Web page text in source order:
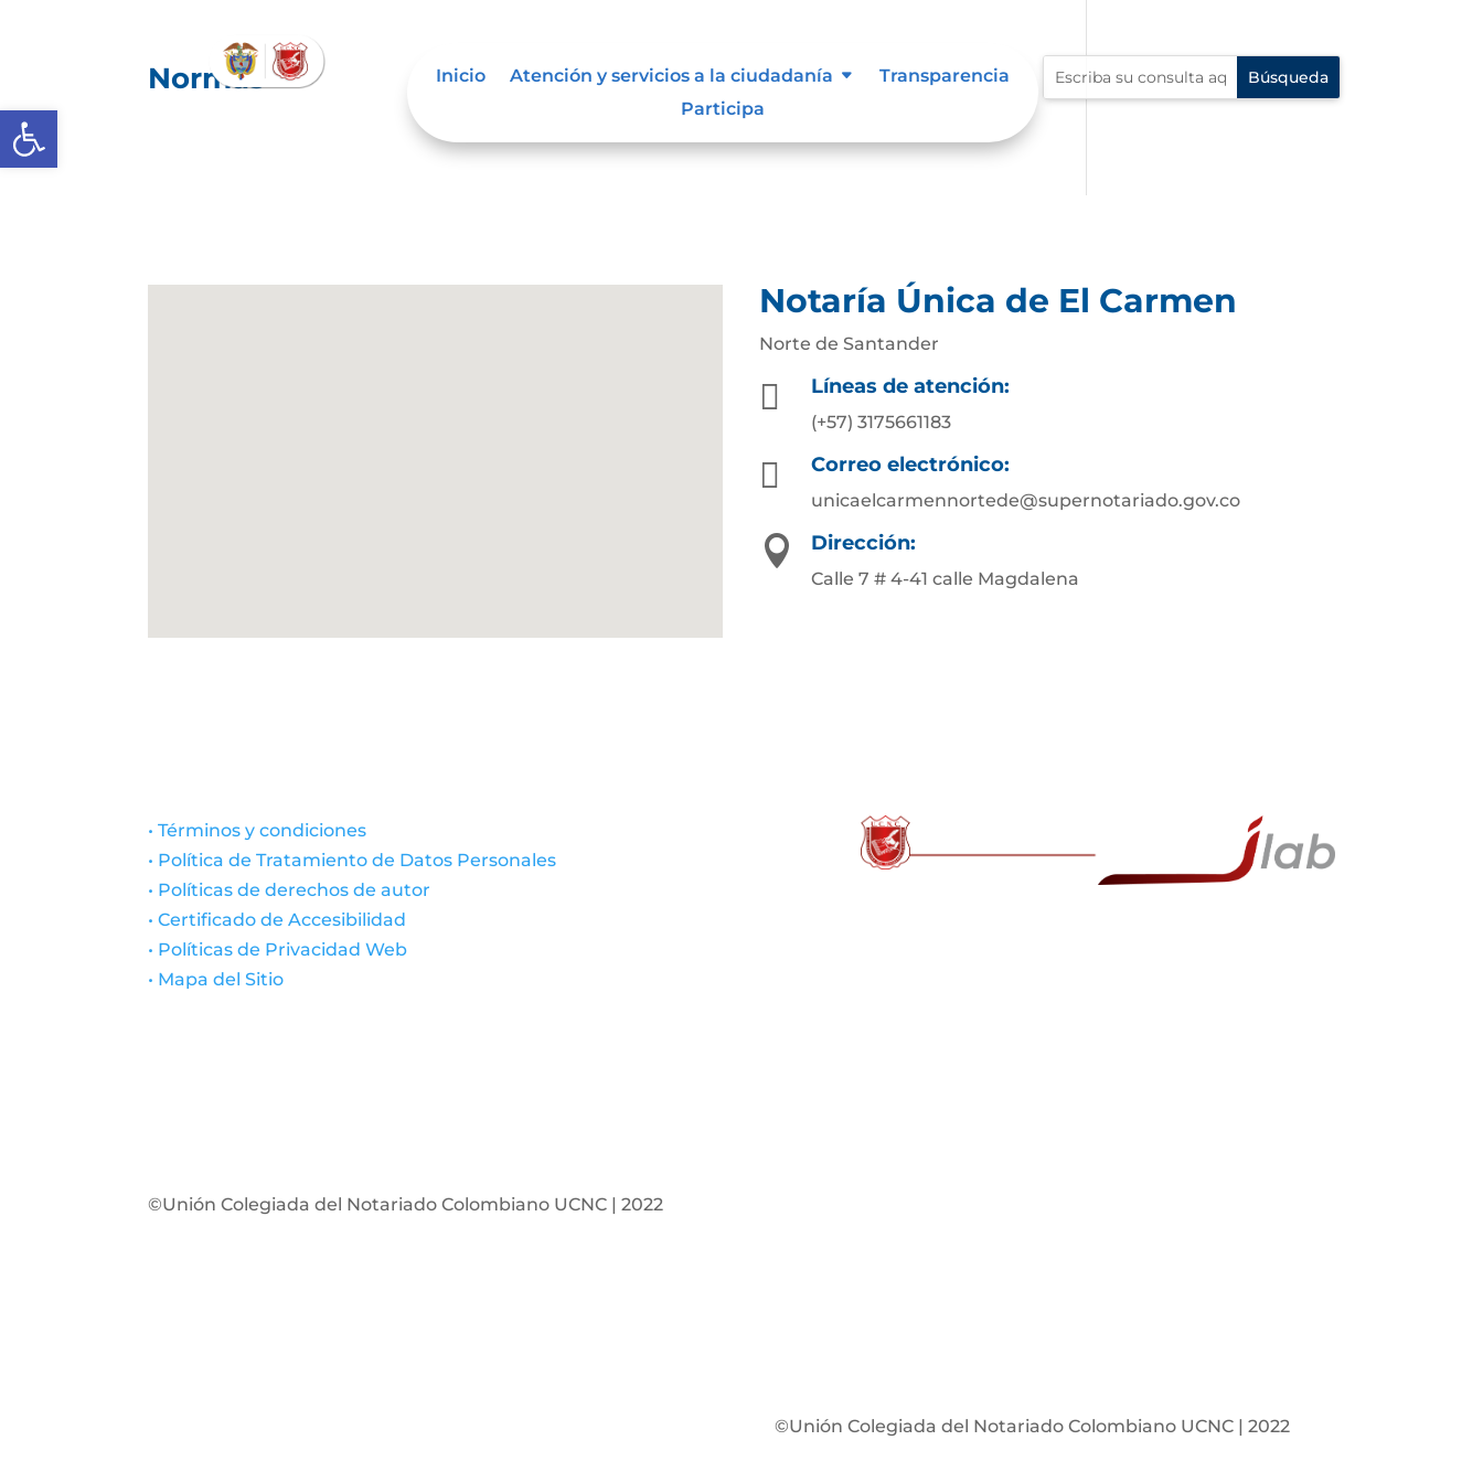
Abrir barra de herramientas
Inicio Atención y servicios a la ciudadanía
Transparencia
Participa
Normas
Notaría Única de El Carmen
Norte de Santander
 Líneas de atención:
(+57) 3175661183
 Correo electrónico:
unicaelcarmennortede@supernotariado.gov.co
 Dirección:
Calle 7 # 4-41 calle Magdalena
• Términos y condiciones
• Política de Tratamiento de Datos Personales
• Políticas de derechos de autor
• Certificado de Accesibilidad
• Políticas de Privacidad Web
• Mapa del Sitio
©Unión Colegiada del Notariado Colombiano UCNC | 2022
©Unión Colegiada del Notariado Colombiano UCNC | 2022